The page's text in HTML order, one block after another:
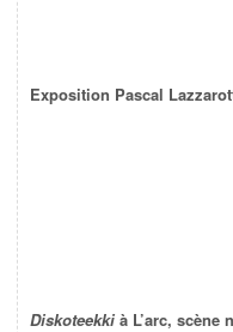
Exposition Pascal
Diskoteekki à L’arc, scène